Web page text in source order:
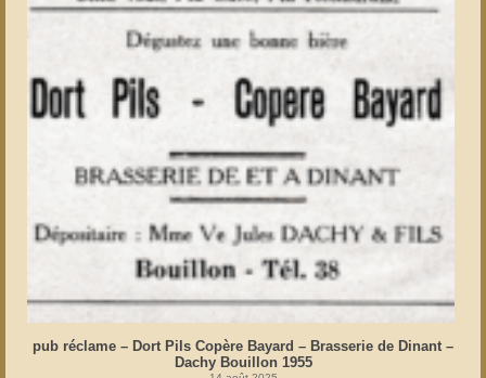
pub réclame – Dort Pils Copère Bayard – Brasserie de Dinant –
Dachy Bouillon 1955